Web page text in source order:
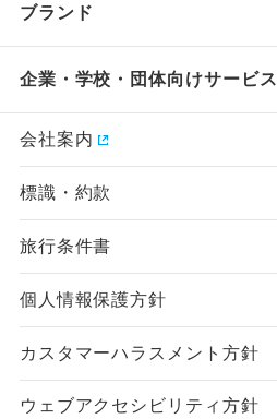
ブランド
企業・学校・団体向けサービス
会社案内
標識・約款
旅行条件書
個人情報保護方針
カスタマーハラスメント方針
ウェブアクセシビリティ方針